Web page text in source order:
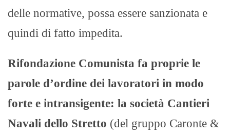
delle normative, possa essere sanzionata e
quindi di fatto impedita.
Rifondazione Comunista fa proprie le
parole d’ordine dei lavoratori in modo
forte e intransigente: la società Cantieri
Navali dello Stretto (del gruppo Caronte &